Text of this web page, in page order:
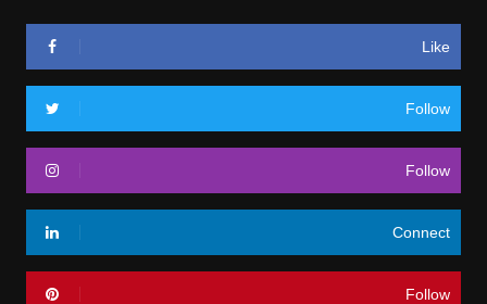
Like
Follow
Follow
Connect
Follow